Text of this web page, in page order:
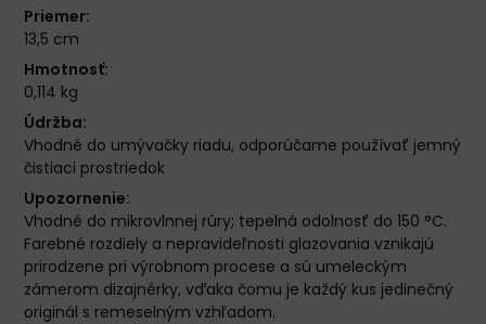
Priemer:
13,5 cm
Hmotnosť:
0,114 kg
Údržba:
Vhodné do umývačky riadu, odporúčame používať jemný
čistiaci prostriedok
Upozornenie:
Vhodné do mikrovlnnej rúry; tepelná odolnosť do 150 °C.
Farebné rozdiely a nepravideľnosti glazovania vznikajú
prirodzene pri výrobnom procese a sú umeleckým
zámerom dizajnérky, vďaka čomu je každý kus jedinečný
originál s remeselným vzhľadom.